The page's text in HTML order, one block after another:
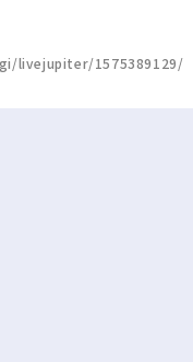
livejupiter/1575389129/